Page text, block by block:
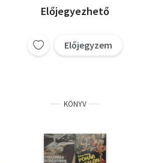
kém lemond + A
gyilkos késve érkezik +
nyakán + Ne öld meg
az ügyvédedet! +
Kellei György Bólya Péter
Előjegyezhető
Előjegyzem
KÖNYV